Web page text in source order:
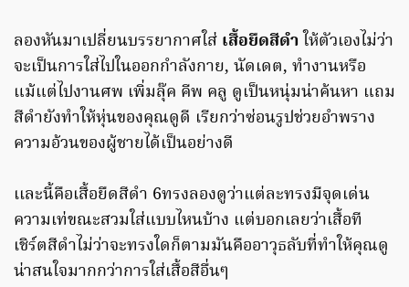
ลองหันมาเปลี่ยนบรรยากาศใส่ เสื้อยืดสีดำให้ตัวเองไม่ว่า
จะเป็นการใส่ไปในออกกำลังกาย, นัดเดต, ทำงานหรือ
แม้แต่ไปงานศพ เพิ่มลุ๊ค คีพ คลู ดูเป็นหนุ่มน่าค้นหา แถม
สีดำยังทำให้หุ่นของคุณดูดี เรียกว่าซ่อนรูปช่วยอำพราง
ความอ้วนของผู้ชายได้เป็นอย่างดี
เเละนี้คือเสื้อยืดสีดำ 6ทรงลองดูว่าแต่ละทรงมีจุดเด่น
ความเท่ขณะสวมใส่แบบไหนบ้าง แต่บอกเลยว่าเสื้อที
เชิร์ตสีดำไม่ว่าจะทรงใดก็ตามมันคืออาวุธลับที่ทำให้คุณดู
น่าสนใจมากกว่าการใส่เสื้อสีอื่นๆ